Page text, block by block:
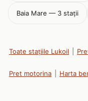
Baia Mare — 3 stații
Toate stațiile Lukoil
Pret motorina Harta